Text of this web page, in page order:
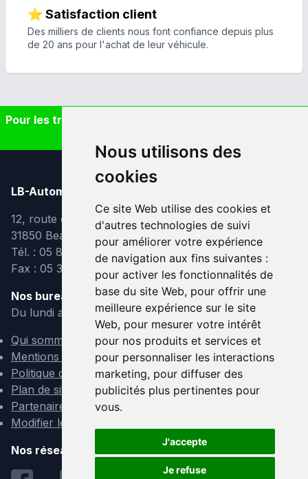
Nous utilisons des
cookies
Ce site Web utilise des cookies et
d'autres technologies de suivi
pour améliorer votre expérience
de navigation aux fins suivantes :
pour activer les fonctionnalités de
base du site Web, pour offrir une
meilleure expérience sur le site
Web, pour mesurer votre intérêt
pour nos produits et services et
pour personnaliser les interactions
marketing, pour diffuser des
publicités plus pertinentes pour
vous.
J'accepte
Je refuse
⭐ Satisfaction client
Des milliers de clients nous font confiance depuis plus
de 20 ans pour l'achat de leur véhicule.
Pour les trajets courts, privilégiez la marche ou le vélo
LB-Automobiles.com
12, route de Lavaur
31850 Beaupuy
Tél. : 05 82 95 39 40
Fax : 05 31 08 10 91
Nos bureaux sont ouverts :
Du lundi au vendredi de 9h à 12h et de 14h à 18h
Qui sommes-nous ?
Mentions légales
Politique de confidentialité
Plan de site
Partenaires
Modifier les cookies
Nos réseaux sociaux :